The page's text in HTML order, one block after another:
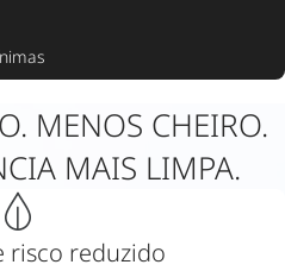
MENOS CHEIRO.
MAIS LIMPA.
risco reduzido